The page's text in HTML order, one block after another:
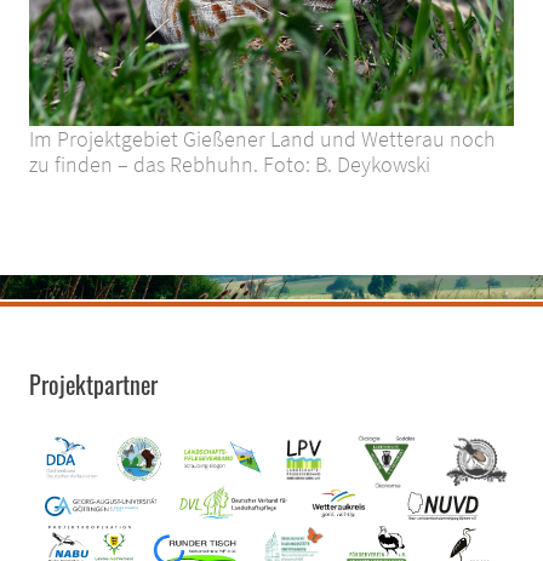
Im Projektgebiet Gießener Land und Wetterau noch
zu finden – das Rebhuhn. Foto: B. Deykowski
Projektpartner